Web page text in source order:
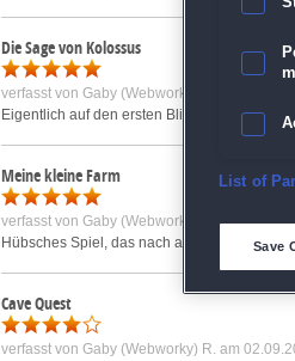
Die Sage von Kolossus
verfasst von Gaby (Webworky) R.
Eigentlich auf den ersten Blick "blos" ein
Meine kleine Farm
verfasst von Gaby (Webworky) R.
am
Hübsches Spiel, das nach anfänglich
Cave Quest
verfasst von Gaby (Webworky) R. am
List of
Save